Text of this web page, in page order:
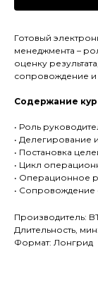
Готовый
менеджмента –
оценку
сопровождение
Содержание
• Роль
• Делегирование
• Постановка
• Цикл
• Операционное
• Сопровождение
Производитель:
Длительность,
Формат: Лонгрид